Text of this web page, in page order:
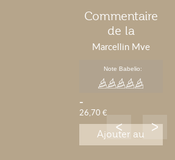
Commentaire
de la
constitution du
Marcellin Mve
Note Babelio:
-
26,70 €
Ajouter au